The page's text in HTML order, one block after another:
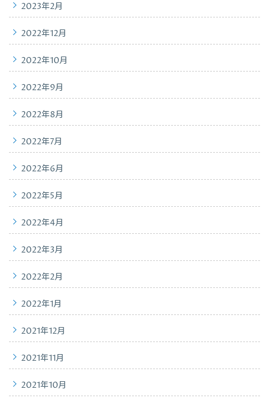
2023年2月
2022年12月
2022年10月
2022年9月
2022年8月
2022年7月
2022年6月
2022年5月
2022年4月
2022年3月
2022年2月
2022年1月
2021年12月
2021年11月
2021年10月